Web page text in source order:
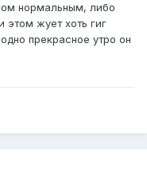
нормальным, либо
этом жует хоть гиг
прекрасное утро он